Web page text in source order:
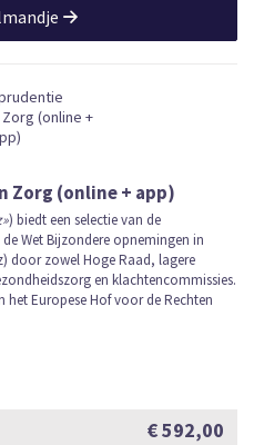
Zorg (online + app)
) biedt een selectie van de
Wet Bijzondere opnemingen in
door zowel Hoge Raad, lagere
en klachtencommissies.
Europese Hof voor de Rechten
€ 592,00